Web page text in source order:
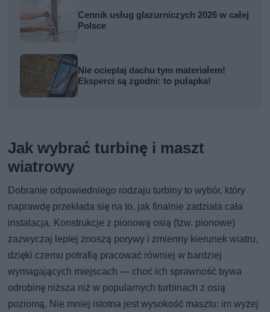
Cennik usług glazurniczych 2026 w całej
Polsce
Nie ocieplaj dachu tym materiałem!
Eksperci są zgodni: to pułapka!
Jak wybrać turbinę i maszt
wiatrowy
Dobranie odpowiedniego rodzaju turbiny to wybór, który
naprawdę przekłada się na to, jak finalnie zadziała cała
instalacja. Konstrukcje z pionową osią (tzw. pionowe)
zazwyczaj lepiej znoszą porywy i zmienny kierunek wiatru,
dzięki czemu potrafią pracować równiej w bardziej
wymagających miejscach — choć ich sprawność bywa
odrobinę niższa niż w popularnych turbinach z osią
poziomą. Nie mniej istotna jest wysokość masztu: im wyżej